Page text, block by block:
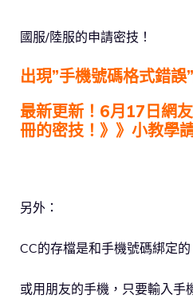
國服/陸服的申請密技！
出現”手機號碼格式錯誤
最新更新！6月17日網
冊的密技！》》小教學
另外：
CC的存檔是和手機號碼綁定
或用朋友的手機，只要輸入手